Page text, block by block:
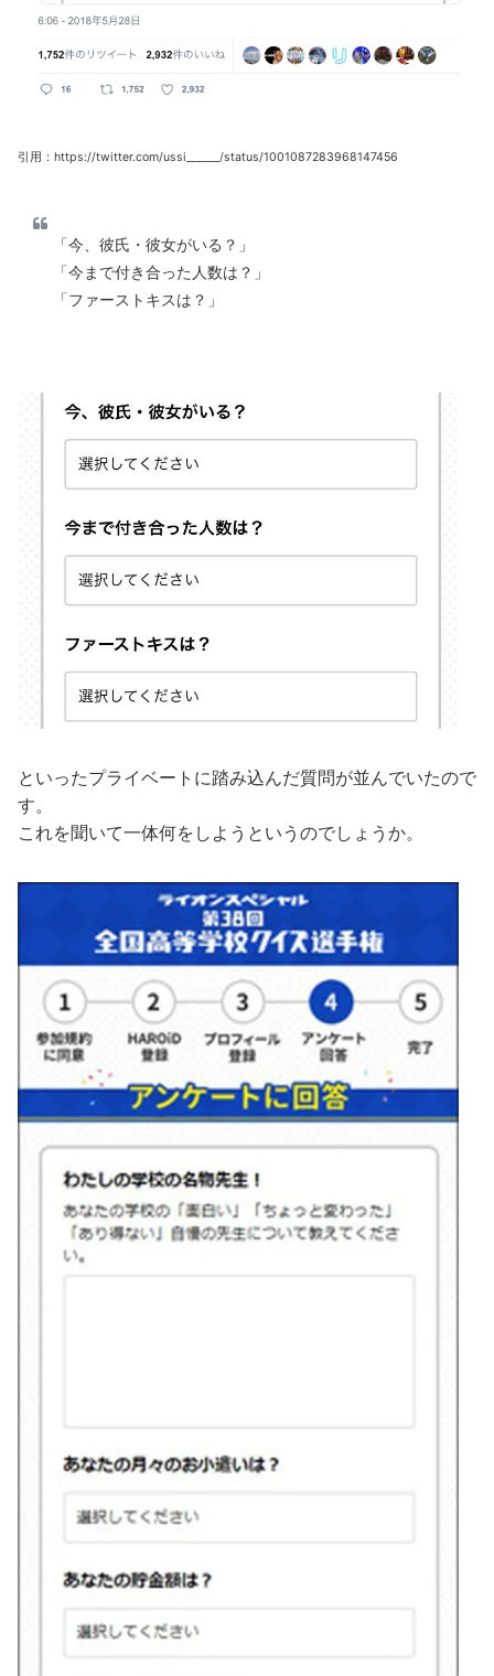
引用：https://twitter.com/ussi______/status/1001087283968147456
「今、彼氏・彼女がいる？」
「今まで付き合った人数は？」
「ファーストキスは？」
といったプライベートに踏み込んだ質問が並んでいたので
す。
これを聞いて一体何をしようというのでしょうか。